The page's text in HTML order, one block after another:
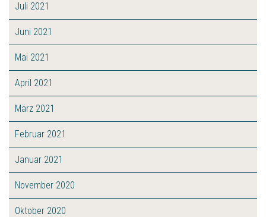
Juli 2021
Juni 2021
Mai 2021
April 2021
März 2021
Februar 2021
Januar 2021
November 2020
Oktober 2020